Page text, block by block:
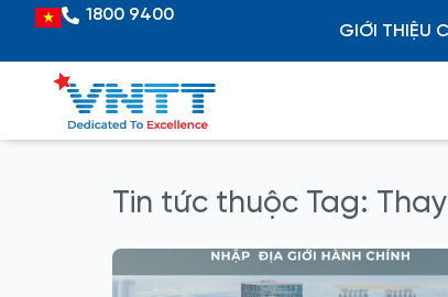
content
Vietnamese
1800 9400
GIỚI THIỆU
Tin tức thuộc Tag: